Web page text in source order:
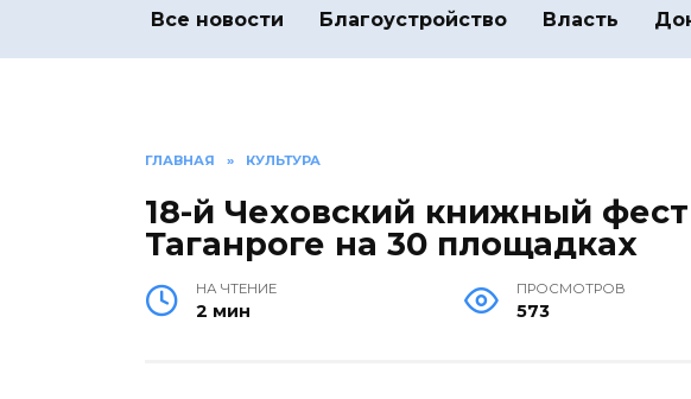
Все новости Благоустройство Власть
ГЛАВНАЯ » КУЛЬТУРА
18-й Чеховский книжный
Таганроге на 30 площадках
НА ЧТЕНИЕ
2 мин
ПРОСМОТРОВ
573